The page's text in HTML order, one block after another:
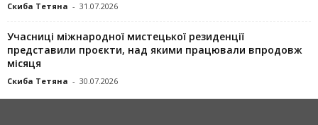
Скиба Тетяна - 31.07.2026
Учасниці міжнародної мистецької резиденції
представили проєкти, над якими працювали впродовж
місяця
Скиба Тетяна - 30.07.2026